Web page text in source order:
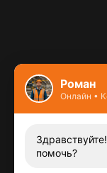
Контакты
Заказать
Роман
Онлайн •
помочь?